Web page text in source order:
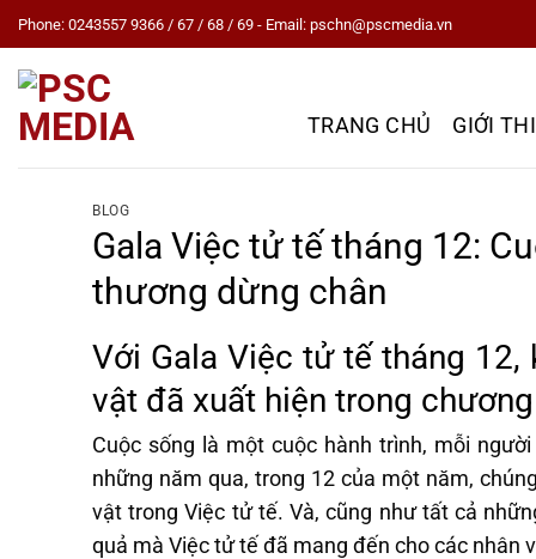
Skip
to
content
Phone: 0243557 9366 / 67 / 68 / 69 - Email: pschn@pscmedia.vn
TRANG CHỦ GIỚI
BLOG
Gala Việc tử tế tháng 12:
thương dừng chân
Với Gala Việc tử tế tháng
vật đã xuất hiện trong
Cuộc sống là một cuộc hành trình, mỗi
những năm qua, trong 12 của một năm,
vật trong Việc tử tế. Và, cũng như tất cả
quả mà Việc tử tế đã mang đến cho các nhân